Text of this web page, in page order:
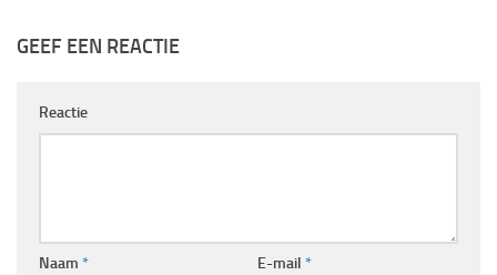
GEEF EEN REACTIE
Reactie
Naam * E-mail *